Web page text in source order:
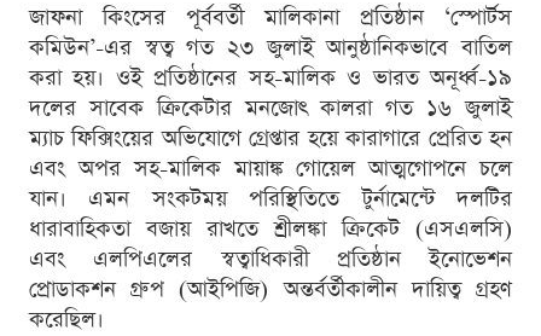
জাফনা কিংসের পূর্ববর্তী মালিকানা প্রতিষ্ঠান ‘স্পোর্টস
কমিউন’-এর স্বত্ব গত ২৩ জুলাই আনুষ্ঠানিকভাবে বাতিল
করা হয়। ওই প্রতিষ্ঠানের সহ-মালিক ও ভারত অনূর্ধ্ব-১৯
দলের সাবেক ক্রিকেটার মনজোৎ কালরা গত ১৬ জুলাই
ম্যাচ ফিক্সিংয়ের অভিযোগে গ্রেপ্তার হয়ে কারাগারে প্রেরিত হন
এবং অপর সহ-মালিক মায়াঙ্ক গোয়েল আত্মগোপনে চলে
যান। এমন সংকটময় পরিস্থিতিতে টুর্নামেন্টে দলটির
ধারাবাহিকতা বজায় রাখতে শ্রীলঙ্কা ক্রিকেট (এসএলসি)
এবং এলপিএলের স্বত্বাধিকারী প্রতিষ্ঠান ইনোভেশন
প্রোডাকশন গ্রুপ (আইপিজি) অন্তর্বর্তীকালীন দায়িত্ব গ্রহণ
করেছিল।